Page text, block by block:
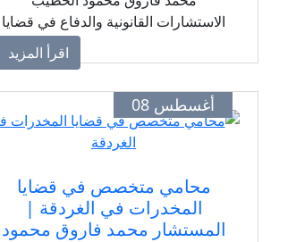
الاستشارات القانونية والدفاع في قضايا
تزوير المحررات الرسمية والعرفية
والتوقيعات والمستندات، مع دراسة
اقرأ المزيد
أغسطس 08
محامي متخصص في قضايا
المخدرات في الغردقة |
المستشار محمد فاروق محمود